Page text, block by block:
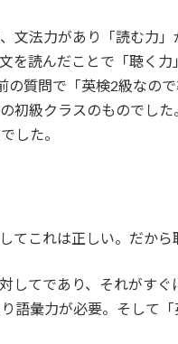
文法力があり「読む力
を読んだことで「聴く
の質問で「英検2級なの
初級クラスのものでし
した。
てこれは正しい。だから
してであり、それがす
語彙力が必要。そして「